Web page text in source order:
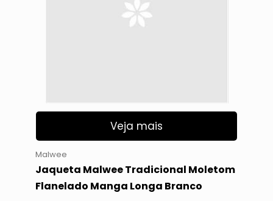
Veja mais
Malwee
Jaqueta Malwee Tradicional Moletom
Flanelado Manga Longa Branco